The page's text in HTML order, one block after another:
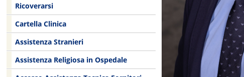
Ricoverarsi
Cartella Clinica
Assistenza Stranieri
Assistenza Religiosa in Ospedale